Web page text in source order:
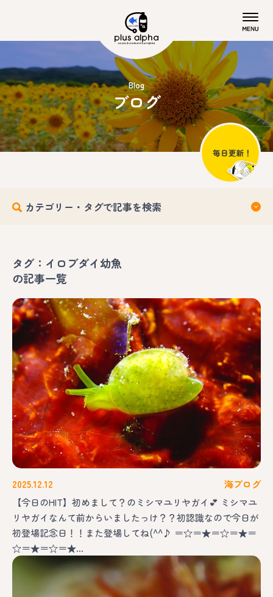
Blog
ブログ
カテゴリー・タグで記事を検索
タグ：イロブダイ幼魚
の記事一覧
2025.12.12
海ブログ
【今日のHIT】初めまして？のミシマユリヤガイ💕 ミシマユ
リヤガイなんて前からいましたっけ？？初認識なので今日が
初登場記念日！！また登場してね(^^♪ ＝☆＝★＝☆＝★＝
☆＝★＝☆＝★…